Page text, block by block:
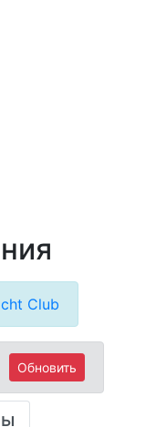
Club
Обновить